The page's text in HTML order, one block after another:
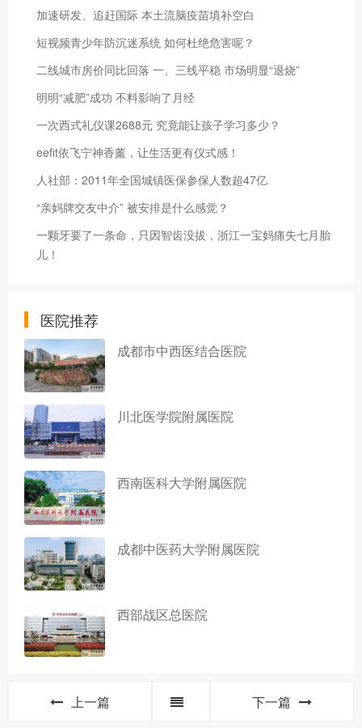
加速研发、追赶国际 本土流脑疫苗填补空白
短视频青少年防沉迷系统 如何杜绝危害呢？
二线城市房价同比回落 一、三线平稳 市场明显“退烧”
明明“减肥”成功 不料影响了月经
一次西式礼仪课2688元 究竟能让孩子学习多少？
eefit依飞宁神香薰，让生活更有仪式感！
人社部：2011年全国城镇医保参保人数超47亿
“亲妈牌交友中介” 被安排是什么感觉？
一颗牙要了一条命，只因智齿没拔，浙江一宝妈痛失七月胎
儿！
医院推荐
成都市中西医结合医院
川北医学院附属医院
西南医科大学附属医院
成都中医药大学附属医院
西部战区总医院
上一篇 下一篇